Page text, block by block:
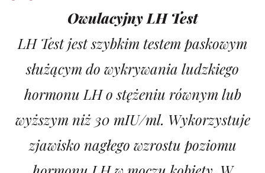
Owulacyjny LH Test
LH Test jest szybkim testem paskowym
służącym do wykrywania ludzkiego
hormonu LH o stężeniu równym lub
wyższym niż 30 mIU/ml. Wykorzystuje
zjawisko nagłego wzrostu poziomu